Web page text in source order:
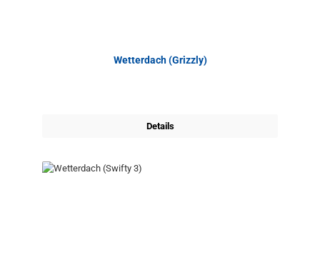
Wetterdach (Grizzly)
Details